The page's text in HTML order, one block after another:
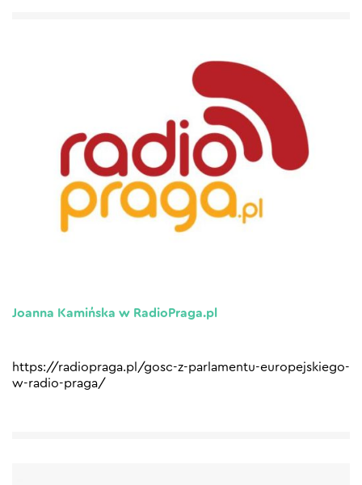
Joanna Kamińska w RadioPraga.pl
https://radiopraga.pl/gosc-z-parlamentu-europejskiego-
w-radio-praga/